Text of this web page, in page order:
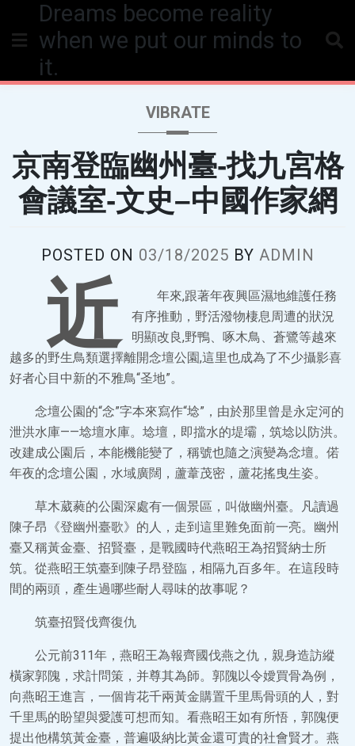
content
Dreams become reality
when we put our minds to
it.
VIBRATE
京南登臨幽州臺-找九宮格
會議室-文史–中國作家網
POSTED ON 03/18/2025 BY ADMIN
近
年來,跟著年夜興區濕地維護任務
有序推動，野活潑物棲息周遭的狀況
明顯改良,野鴨、啄木鳥、蒼鷺等越來
越多的野生鳥類選擇離開念壇公園,這里也成為了不少攝影喜
好者心目中新的不雅鳥“圣地”。
念壇公園的“念”字本來寫作“埝”，由於那里曾是永定河的
泄洪水庫——埝壇水庫。埝壇，即擋水的堤壩，筑埝以防洪。
改建成公園后，本能機能變了，稱號也隨之演變為念壇。偌
年夜的念壇公園，水域廣闊，蘆葦茂密，蘆花搖曳生姿。
草木葳蕤的公園深處有一個景區，叫做幽州臺。凡讀過
陳子昂《登幽州臺歌》的人，走到這里難免面前一亮。幽州
臺又稱黃金臺、招賢臺，是戰國時代燕昭王為招賢納士所
筑。從燕昭王筑臺到陳子昂登臨，相隔九百多年。在這段時
間的兩頭，產生過哪些耐人尋味的故事呢？
筑臺招賢伐齊復仇
公元前311年，燕昭王為報齊國伐燕之仇，親身造訪縱
橫家郭隗，求計問策，并尊其為師。郭隗以令嬡買骨為例，
向燕昭王進言，一個肯花千兩黃金購置千里馬骨頭的人，對
千里馬的盼望與愛護可想而知。看燕昭王如有所悟，郭隗便
提出他構筑黃金臺，普遍吸納比黃金還可貴的社會賢才。燕